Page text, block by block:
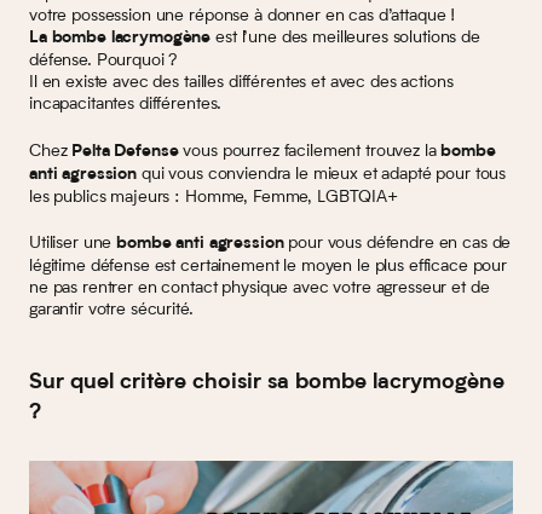
votre possession une réponse à donner en cas d’attaque !
La bombe lacrymogène est l’une des meilleures solutions de
défense. Pourquoi ?
Il en existe avec des tailles différentes et avec des actions
incapacitantes différentes.
Chez Pelta Defensevous pourrez facilement trouvez la bombe
anti agression qui vous conviendra le mieux et adapté pour tous
les publics majeurs : Homme, Femme, LGBTQIA+
Utiliser une bombe anti agressionpour vous défendre en cas de
légitime défense est certainement le moyen le plus efficace pour
ne pas rentrer en contact physique avec votre agresseur et de
garantir votre sécurité.
Sur quel critère choisir sa bombe lacrymogène
?